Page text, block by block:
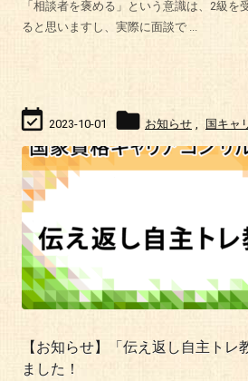
「相談者を褒める」という意識は、2級を
ると思いますし、実際に面談で ...
 2023-10-01  お知らせ 国キャ
【お知らせ】「伝え返し自主トレ
ました！